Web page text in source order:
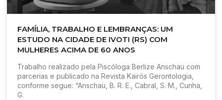
FAMÍLIA, TRABALHO E LEMBRANÇAS: UM
ESTUDO NA CIDADE DE IVOTI (RS) COM
MULHERES ACIMA DE 60 ANOS
Trabalho realizado pela Piscóloga Berlize Anschau com
parcerias e publicado na Revista Kairós Gerontologia,
conforme segue: “Anschau, B. R. E., Cabral, S. M., Cunha,
G.